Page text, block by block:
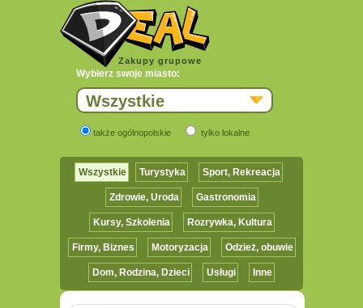
Zakupy grupowe
Wybierz swoje miasto:
Wszystkie
także ogólnopolskie tylko lokalne
Wszystkie Turystyka Sport, Rekreacja
Zdrowie, Uroda Gastronomia
Kursy, Szkolenia Rozrywka, Kultura
Firmy, Biznes Motoryzacja Odzież, obuwie
Dom, Rodzina, Dzieci Usługi Inne